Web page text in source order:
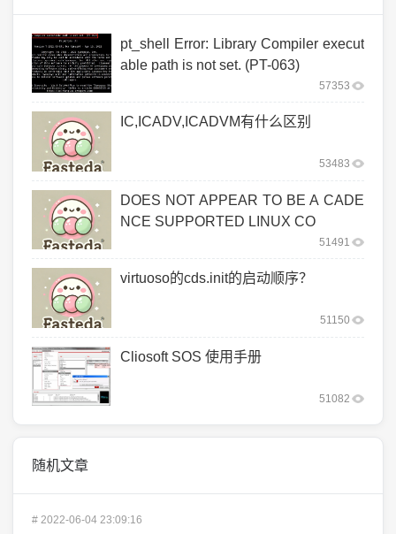
pt_shell Error: Library Compiler execut
able path is not set. (PT-063)
57353
IC,ICADV,ICADVM有什么区别
53483
DOES NOT APPEAR TO BE A CADE
NCE SUPPORTED LINUX CO
51491
virtuoso的cds.init的启动顺序？
51150
Cliosoft SOS 使用手册
51082
随机文章
# 2022-06-04 23:09:16